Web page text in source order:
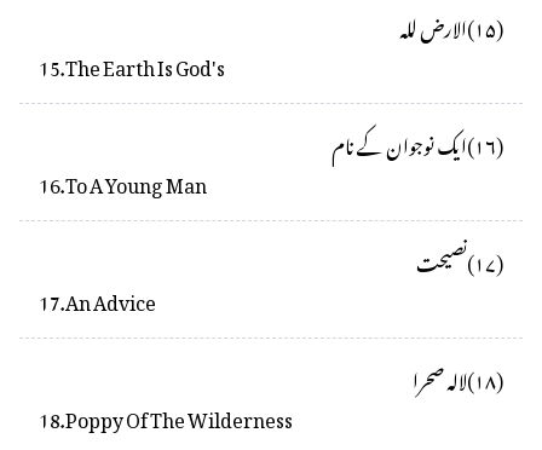
(۱۵)الارض للہ
15.The Earth Is God's
(۱۶)ایک نوجوان کے نام
16.To A Young Man
(۱۷)نصیحت
17.An Advice
(۱۸)لالہ صحرا
18.Poppy Of The Wilderness